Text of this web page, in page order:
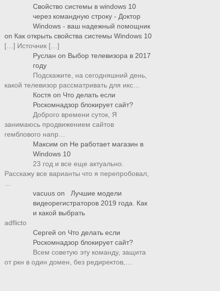
Свойство системы в windows 10
через командную строку - Доктор
Windows - ваш надежный помощник
on Как открыть свойства системы Windows 10
[…] Источник […]
Руслан on Выбор телевизора в 2017
году
Подскажите, на сегодняшний день,
какой телевизор рассматривать для икс…
Костя on Что делать если
Роскомнадзор блокирует сайт?
Доброго времени суток, Я
занимаюсь продвижением сайтов
гемблового напр…
Максим on Не работает магазин в
Windows 10
23 год и все еще актуально.
Расскажу все варианты что я перепробовал,
vacuus on
Лучшие модели
видеорегистраторов 2019 года. Как
и какой выбрать
adflicto
Сергей on Что делать если
Роскомнадзор блокирует сайт?
Всем советую эту команду, защита
от ркн в один домен, без редиректов,…